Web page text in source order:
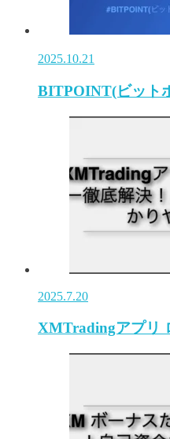
2025.10.21
BITPOINT(ビット
2025.7.20
XMTradingアプリ